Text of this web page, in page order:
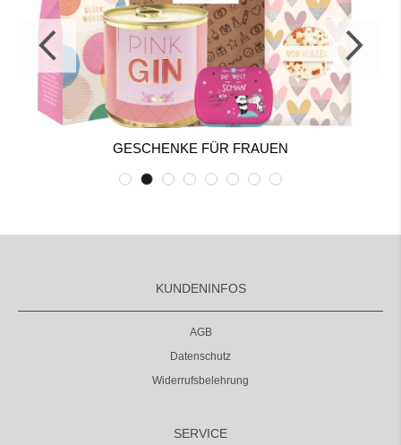
GESCHENKE FÜR FRAUEN
KUNDENINFOS
AGB
Datenschutz
Widerrufsbelehrung
SERVICE